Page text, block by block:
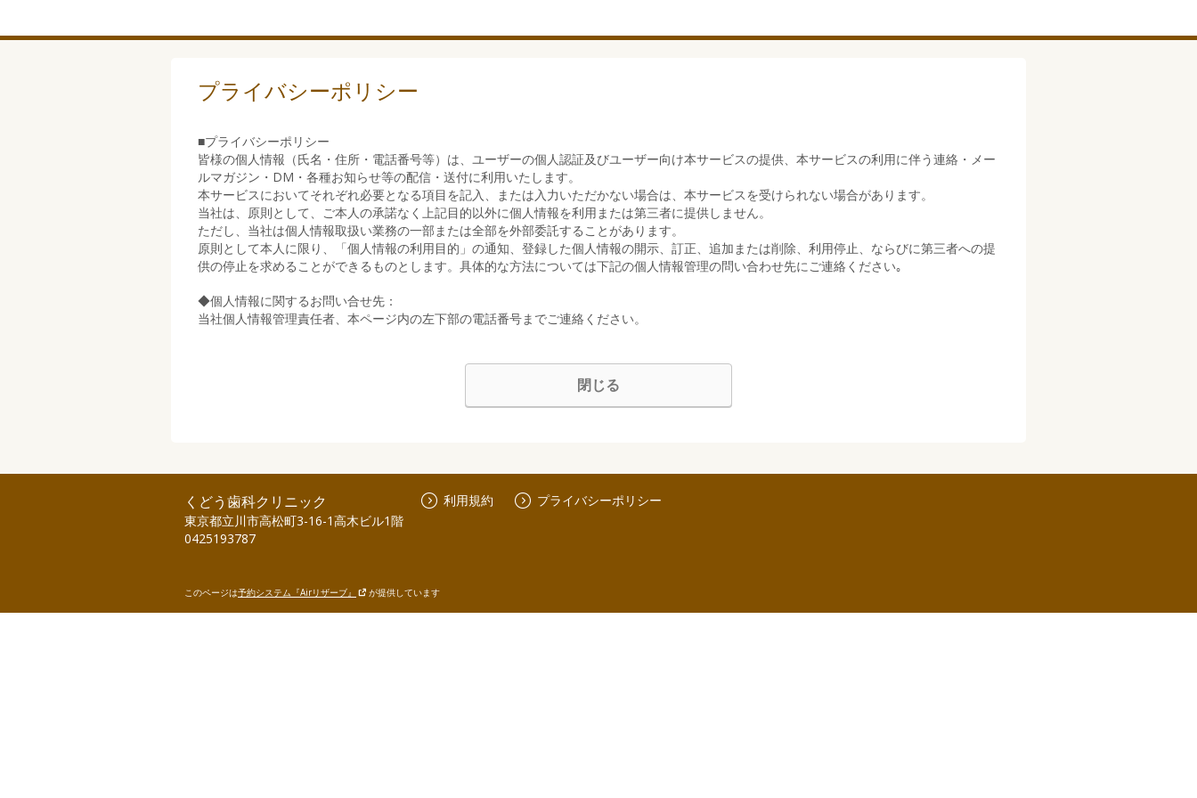
プライバシーポリシー
■プライバシーポリシー
皆様の個人情報（氏名・住所・電話番号等）は、ユーザーの個人認証及びユーザー向け本サービスの提供、本サービスの利用に伴う連絡・メー
ルマガジン・DM・各種お知らせ等の配信・送付に利用いたします。
本サービスにおいてそれぞれ必要となる項目を記入、または入力いただかない場合は、本サービスを受けられない場合があります。
当社は、原則として、ご本人の承諾なく上記目的以外に個人情報を利用または第三者に提供しません。
ただし、当社は個人情報取扱い業務の一部または全部を外部委託することがあります。
原則として本人に限り、「個人情報の利用目的」の通知、登録した個人情報の開示、訂正、追加または削除、利用停止、ならびに第三者への提
供の停止を求めることができるものとします。具体的な方法については下記の個人情報管理の問い合わせ先にご連絡ください｡
◆個人情報に関するお問い合せ先：
当社個人情報管理責任者、本ページ内の左下部の電話番号までご連絡ください。
閉じる
くどう歯科クリニック
東京都立川市高松町3-16-1高木ビル1階
0425193787
利用規約 プライバシーポリシー
このページは予約システム『Airリザーブ』 が提供しています